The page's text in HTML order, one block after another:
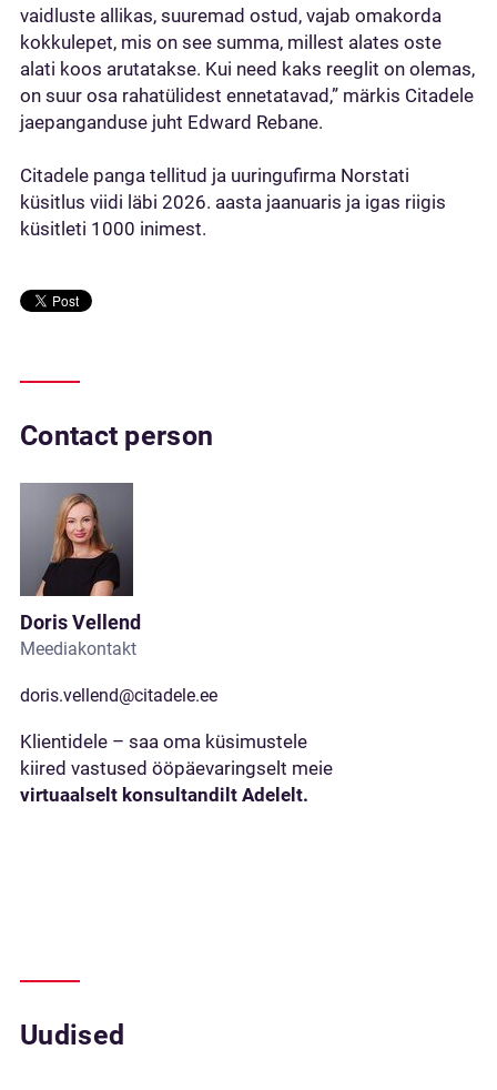
vaidluste allikas, suuremad ostud, vajab omakorda
kokkulepet, mis on see summa, millest alates oste
alati koos arutatakse. Kui need kaks reeglit on olemas,
on suur osa rahatülidest ennetatavad,” märkis Citadele
jaepanganduse juht Edward Rebane.
Citadele panga tellitud ja uuringufirma Norstati
küsitlus viidi läbi 2026. aasta jaanuaris ja igas riigis
küsitleti 1000 inimest.
Contact person
Doris Vellend
Meediakontakt
doris.vellend@citadele.ee
Klientidele – saa oma küsimustele
kiired vastused ööpäevaringselt meie
virtuaalselt konsultandilt Adelelt.
Uudised